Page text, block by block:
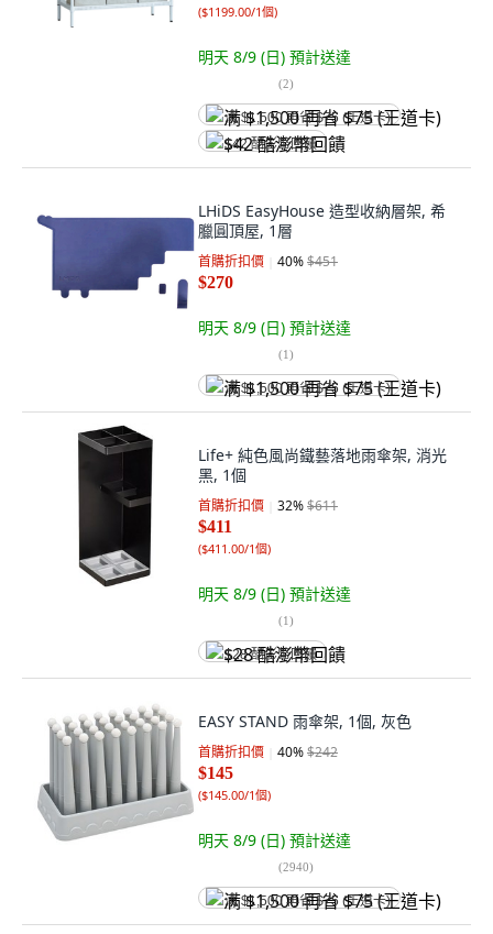
($1199.00/1個)
明天 8/9 (日) 預計送達
(2)
满 $1,500 再省 $75 (王道卡)
$42 酷澎幣回饋
LHiDS EasyHouse 造型收納層架, 希
臘圓頂屋, 1層
首購折扣價 40%$451
$270
明天 8/9 (日) 預計送達
(1)
满 $1,500 再省 $75 (王道卡)
Life+ 純色風尚鐵藝落地雨傘架, 消光
黑, 1個
首購折扣價 32%$611
$411
($411.00/1個)
明天 8/9 (日) 預計送達
(1)
$28 酷澎幣回饋
EASY STAND 雨傘架, 1個, 灰色
首購折扣價 40%$242
$145
($145.00/1個)
明天 8/9 (日) 預計送達
(2940)
满 $1,500 再省 $75 (王道卡)